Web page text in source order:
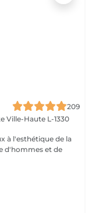
209
Ville-Haute L-1330
à l'esthétique de la
d'hommes et de